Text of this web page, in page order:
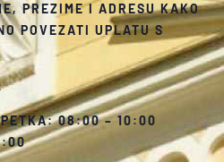
PREZIME I ADRESU KAKO
POVEZATI UPLATU S
PETKA: 08:00 – 10:00